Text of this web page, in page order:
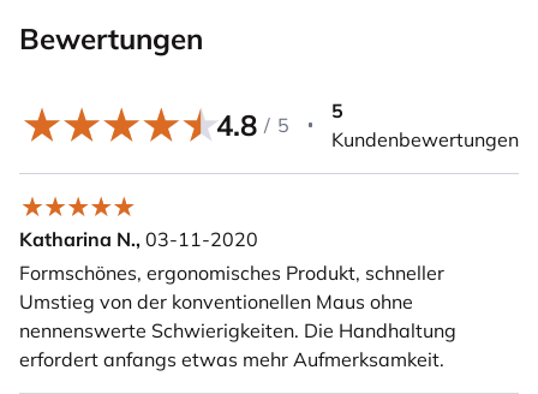
Bewertungen
4.8 / 5
5
Kundenbewertungen
Katharina N., 03-11-2020
Formschönes, ergonomisches Produkt, schneller
Umstieg von der konventionellen Maus ohne
nennenswerte Schwierigkeiten. Die Handhaltung
erfordert anfangs etwas mehr Aufmerksamkeit.